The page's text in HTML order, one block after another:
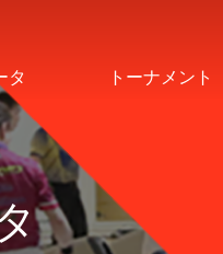
タ トーナメント